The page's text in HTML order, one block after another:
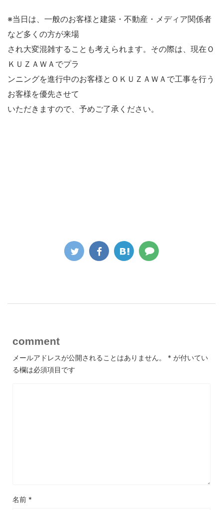
※当日は、一般のお客様と建築・不動産・メディア関係者
など多くの方が来場
され大変混雑することも考えられます。その際は、現在Ｏ
ＫＵＺＡＷＡでプラ
ンニングを進行中のお客様とＯＫＵＺＡＷＡで工事を行う
お客様を優先させて
いただきますので、予めご了承ください。
comment
メールアドレスが公開されることはありません。 * が付いてい
る欄は必須項目です
名前 *